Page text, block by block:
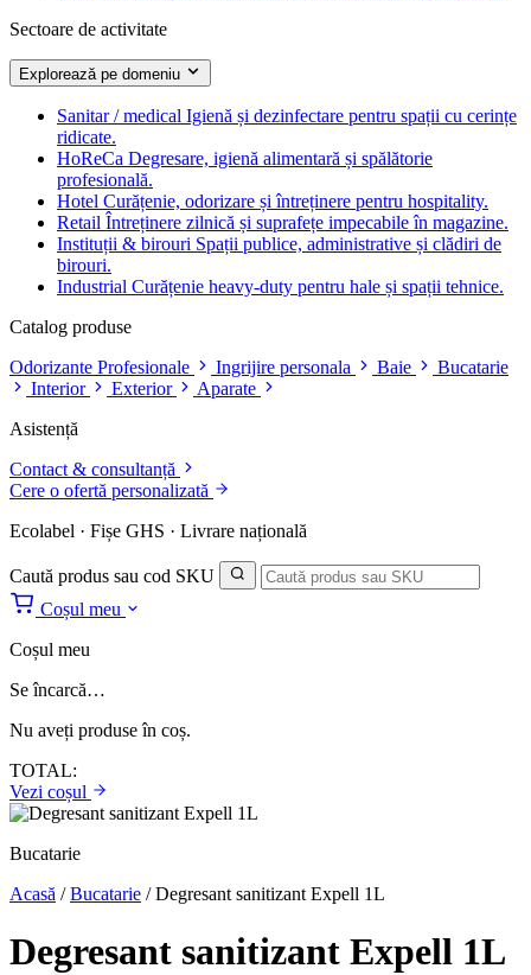
Sectoare de activitate
Explorează pe domeniu
Sanitar / medical Igienă și dezinfectare pentru spații cu cerințe
ridicate.
HoReCa Degresare, igienă alimentară și spălătorie
profesională.
Hotel Curățenie, odorizare și întreținere pentru hospitality.
Retail Întreținere zilnică și suprafețe impecabile în magazine.
Instituții & birouri Spații publice, administrative și clădiri de
birouri.
Industrial Curățenie heavy-duty pentru hale și spații tehnice.
Catalog produse
Odorizante Profesionale
Ingrijire personala Baie
Bucatarie
Interior
Exterior
Aparate
Asistență
Contact & consultanță
Cere o ofertă personalizată
Ecolabel · Fișe GHS · Livrare națională
Caută produs sau cod SKU
Coșul meu
Coșul meu
Se încarcă…
Nu aveți produse în coș.
TOTAL:
Vezi coșul
Bucatarie
Acasă /Bucatarie /Degresant sanitizant Expell 1L
Degresant sanitizant Expell 1L